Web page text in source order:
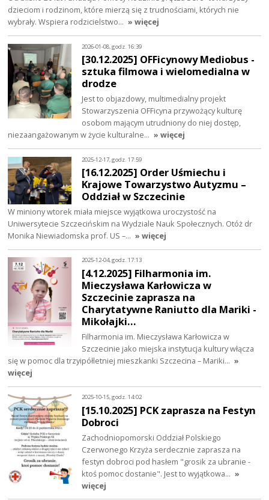
dzieciom i rodzinom, które mierzą się z trudnościami, których nie
wybrały. Wspiera rodzicielstwo… » więcej
2026-01-08, godz. 16:39
[30.12.2025] OFFicynowy Mediobus -
sztuka filmowa i wielomedialna w
drodze
Jest to objazdowy, multimedialny projekt
Stowarzyszenia OFFicyna przywożący kulturę
osobom mającym utrudniony do niej dostęp,
niezaangażowanym w życie kulturalne… » więcej
2025-12-17, godz. 17:59
[16.12.2025] Order Uśmiechu i
Krajowe Towarzystwo Autyzmu –
Oddział w Szczecinie
W miniony wtorek miała miejsce wyjątkowa uroczystość na
Uniwersytecie Szczecińskim na Wydziale Nauk Społecznych. Otóż dr
Monika Niewiadomska prof. US –… » więcej
2025-12-04, godz. 17:13
[4.12.2025] Filharmonia im.
Mieczysława Karłowicza w
Szczecinie zaprasza na
Charytatywne Raniutto dla Mariki -
Mikołajki…
Filharmonia im. Mieczysława Karłowicza w
Szczecinie jako miejska instytucja kultury włącza
się w pomoc dla trzyipółletniej mieszkanki Szczecina – Mariki… »
więcej
2025-10-15, godz. 14:02
[15.10.2025] PCK zaprasza na Festyn
Dobroci
Zachodniopomorski Oddział Polskiego
Czerwonego Krzyża serdecznie zaprasza na
festyn dobroci pod hasłem "grosik za ubranie -
ktoś pomoc dostanie". Jest to wyjątkowa… »
więcej